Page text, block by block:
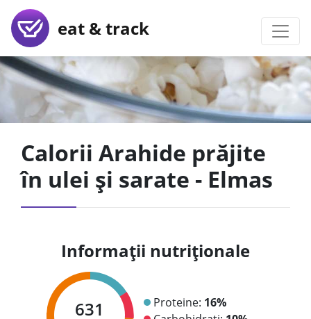
eat & track
Calorii Arahide prăjite
în ulei și sarate - Elmas
Informații nutriționale
631 Proteine: 16%